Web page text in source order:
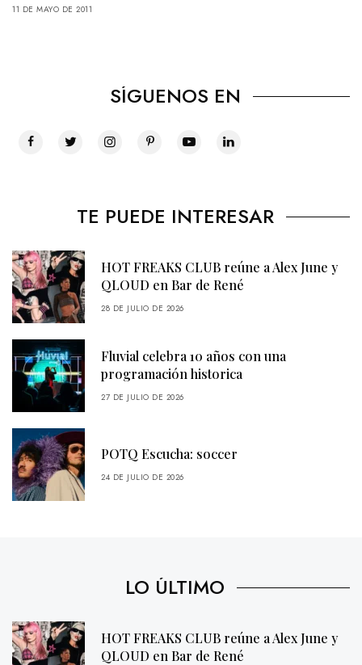
11 DE MAYO DE 2011
SÍGUENOS EN
TE PUEDE INTERESAR
HOT FREAKS CLUB reúne a Alex June y
QLOUD en Bar de René
28 DE JULIO DE 2026
Fluvial celebra 10 años con una
programación historica
27 DE JULIO DE 2026
POTQ Escucha: soccer
24 DE JULIO DE 2026
LO ÚLTIMO
HOT FREAKS CLUB reúne a Alex June y
QLOUD en Bar de René